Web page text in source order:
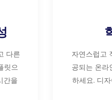
다른
릿으
간을
자연스럽고
공되는 온라
하세요. 디